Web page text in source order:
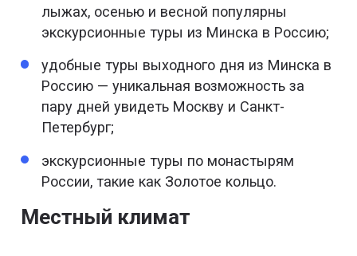
лыжах, осенью и весной популярны
экскурсионные туры из Минска в Россию;
удобные туры выходного дня из Минска в
Россию — уникальная возможность за
пару дней увидеть Москву и Санкт-
Петербург;
экскурсионные туры по монастырям
России, такие как Золотое кольцо.
Местный климат